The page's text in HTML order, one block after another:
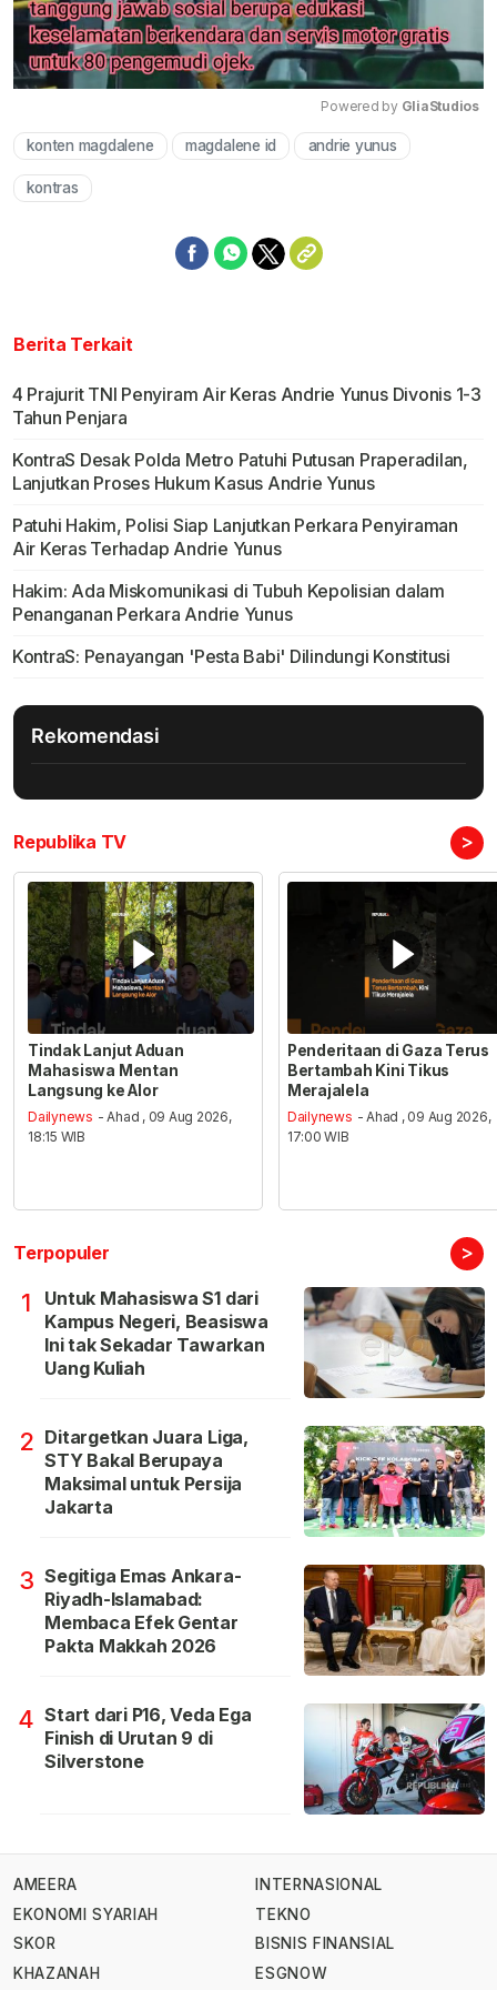
Mute
Powered by GliaStudios
konten magdalene magdalene id andrie yunus
kontras
Berita Terkait
4 Prajurit TNI Penyiram Air Keras Andrie Yunus Divonis 1-3
Tahun Penjara
KontraS Desak Polda Metro Patuhi Putusan Praperadilan,
Lanjutkan Proses Hukum Kasus Andrie Yunus
Patuhi Hakim, Polisi Siap Lanjutkan Perkara Penyiraman
Air Keras Terhadap Andrie Yunus
Hakim: Ada Miskomunikasi di Tubuh Kepolisian dalam
Penanganan Perkara Andrie Yunus
KontraS: Penayangan 'Pesta Babi' Dilindungi Konstitusi
Rekomendasi
Republika TV >
Tindak Lanjut Aduan
Mahasiswa Mentan
Langsung ke Alor
Dailynews - Ahad , 09 Aug 2026,
18:15 WIB
Penderitaan di Gaza Terus
Bertambah Kini Tikus
Merajalela
Dailynews - Ahad , 09 Aug 2026,
17:00 WIB
Terpopuler >
1
Untuk Mahasiswa S1 dari
Kampus Negeri, Beasiswa
Ini tak Sekadar Tawarkan
Uang Kuliah
2 Ditargetkan Juara Liga,
STY Bakal Berupaya
Maksimal untuk Persija
Jakarta
3 Segitiga Emas Ankara-
Riyadh-Islamabad:
Membaca Efek Gentar
Pakta Makkah 2026
4 Start dari P16, Veda Ega
Finish di Urutan 9 di
Silverstone
AMEERA
EKONOMI SYARIAH
SKOR
KHAZANAH
INTERNASIONAL
TEKNO
BISNIS FINANSIAL
ESGNOW